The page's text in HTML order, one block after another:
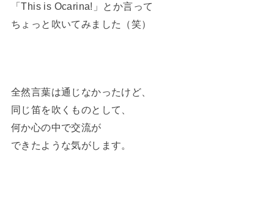
「This is Ocarina!」とか言って
ちょっと吹いてみました（笑）
全然言葉は通じなかったけど、
同じ笛を吹くものとして、
何か心の中で交流が
できたような気がします。